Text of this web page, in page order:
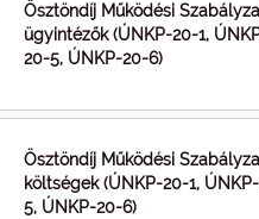
Ösztöndíj Működési
ügyintézők (ÚNKP-20-1,
20-5, ÚNKP-20-6)
Ösztöndíj Működési
költségek (ÚNKP-20-1,
5, ÚNKP-20-6)